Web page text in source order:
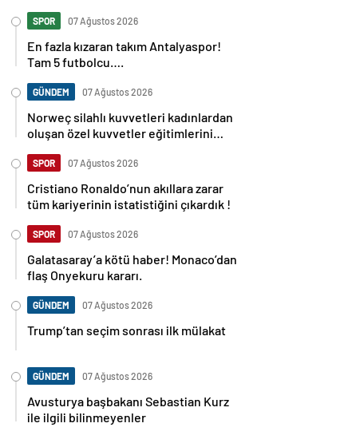
SPOR 07 Ağustos 2026
En fazla kızaran takım Antalyaspor!
Tam 5 futbolcu….
GÜNDEM 07 Ağustos 2026
Norweç silahlı kuvvetleri kadınlardan
oluşan özel kuvvetler eğitimlerini
SPOR 07 Ağustos 2026
Cristiano Ronaldo’nun akıllara zarar
tüm kariyerinin istatistiğini çıkardık !
SPOR 07 Ağustos 2026
Galatasaray’a kötü haber! Monaco’dan
flaş Onyekuru kararı.
GÜNDEM 07 Ağustos 2026
Trump’tan seçim sonrası ilk mülakat
GÜNDEM 07 Ağustos 2026
Avusturya başbakanı Sebastian Kurz
ile ilgili bilinmeyenler